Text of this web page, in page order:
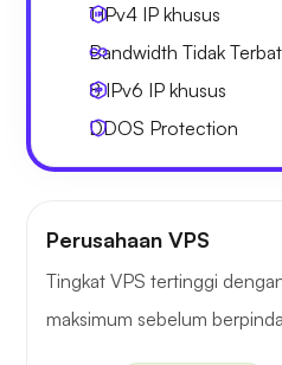
1 IPv4 IP khusus
Bandwidth Tidak
8 IPv6 IP khusus
DDOS Protection
Perusahaan VPS
Tingkat VPS tertinggi
maksimum sebelum